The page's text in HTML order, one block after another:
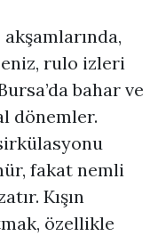
rulo izleri
bahar ve
dönemler.
fakat nemli
Kışın
özellikle